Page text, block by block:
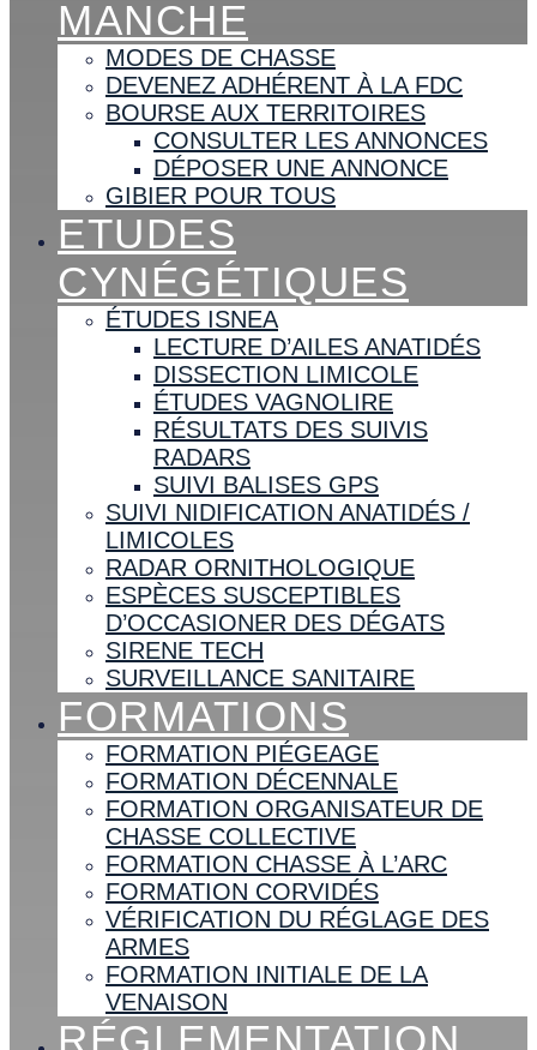
MANCHE
MODES DE CHASSE
DEVENEZ ADHÉRENT À LA FDC
BOURSE AUX TERRITOIRES
CONSULTER LES ANNONCES
DÉPOSER UNE ANNONCE
GIBIER POUR TOUS
ETUDES
CYNÉGÉTIQUES
ÉTUDES ISNEA
LECTURE D’AILES ANATIDÉS
DISSECTION LIMICOLE
ÉTUDES VAGNOLIRE
RÉSULTATS DES SUIVIS
RADARS
SUIVI BALISES GPS
SUIVI NIDIFICATION ANATIDÉS /
LIMICOLES
RADAR ORNITHOLOGIQUE
ESPÈCES SUSCEPTIBLES
D’OCCASIONER DES DÉGATS
SIRENE TECH
SURVEILLANCE SANITAIRE
FORMATIONS
FORMATION PIÉGEAGE
FORMATION DÉCENNALE
FORMATION ORGANISATEUR DE
CHASSE COLLECTIVE
FORMATION CHASSE À L’ARC
FORMATION CORVIDÉS
VÉRIFICATION DU RÉGLAGE DES
ARMES
FORMATION INITIALE DE LA
VENAISON
RÉGLEMENTATION